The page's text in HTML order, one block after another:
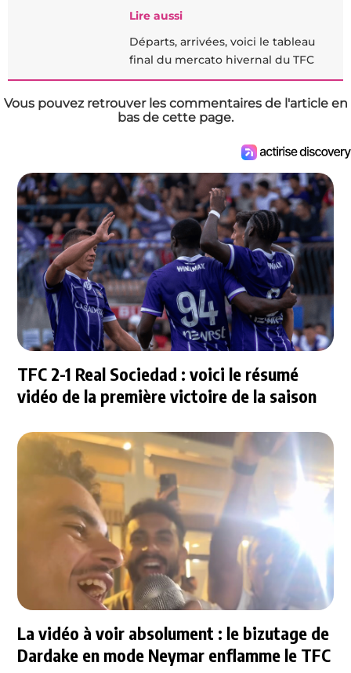
Lire aussi
Départs, arrivées, voici le tableau
final du mercato hivernal du TFC
Vous pouvez retrouver les commentaires de l'article en
bas de cette page.
TFC 2-1 Real Sociedad : voici le résumé
vidéo de la première victoire de la saison
La vidéo à voir absolument : le bizutage de
Dardake en mode Neymar enflamme le TFC